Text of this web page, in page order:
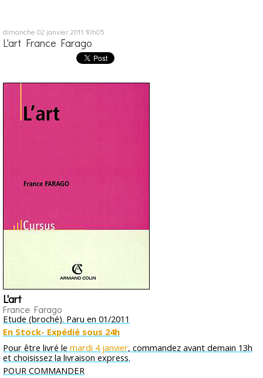
dimanche 02 janvier 2011 10h05
L'art France Farago
L'art
France Farago
Etude (broché). Paru en 01/2011
En Stock- Expédié sous 24h
Pour être livré le mardi 4 janvier, commandez avant demain 13h
et choisissez la livraison express.
POUR COMMANDER